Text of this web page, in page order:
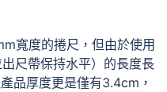
寬度的捲尺，但由於使用
尺帶保持水平）的長度長
品厚度更是僅有3.4cm，